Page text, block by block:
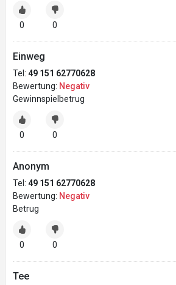
0 0
Einweg
Tel: 49 151 62770628
Bewertung: Negativ
Gewinnspielbetrug
0 0
Anonym
Tel: 49 151 62770628
Bewertung: Negativ
Betrug
0 0
Tee